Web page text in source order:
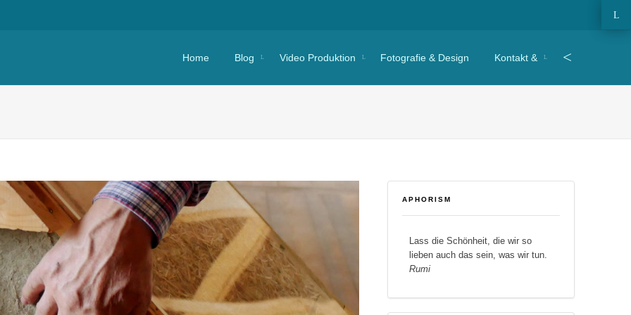
Home
Blog Video Produktion Fotografie & Design Kontakt &
APHORISM
Lass die Schönheit, die wir so
lieben auch das sein, was wir tun.
Rumi